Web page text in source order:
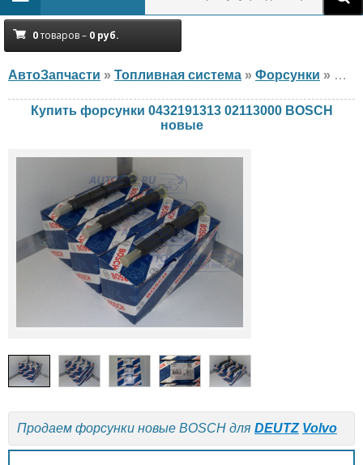
0товаров – 0 руб.
АвтоЗапчасти » Топливная система » Форсунки »
Купить форсунки 0432191313 02113000 BOSCH
новые
Продаем форсунки новые BOSCH для DEUTZ Volvo